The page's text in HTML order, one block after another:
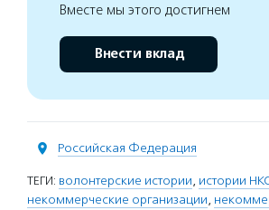
Вместе мы этого достигнем
Внести вклад
Российская Федерация
ТЕГИ: волонтерские истории, истории
некоммерческие организации,